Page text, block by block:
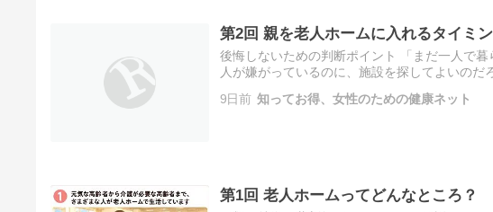
第2回 親を老人ホームに入れるタイミ
後悔しないための判断ポイント 「まだ一人で
人が嫌がっているのに、施設を探してよいのだ
9日前 知ってお得、女性のための健康ネット
第1回 老人ホームってどんなところ？